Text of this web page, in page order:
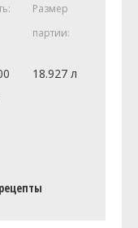
0.11 кг
Размер
партии:
18.927 л